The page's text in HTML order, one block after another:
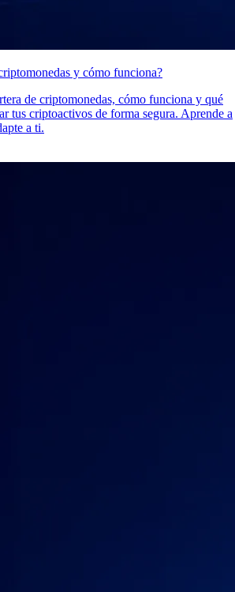
y cómo funciona?
de criptomonedas, cómo funciona y qué
tus criptoactivos de forma segura. Aprende a
a ti.